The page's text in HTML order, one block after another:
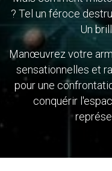
? Tel un féroce
Un
Manœuvrez votre
sensationnelles et
pour une
conquérir